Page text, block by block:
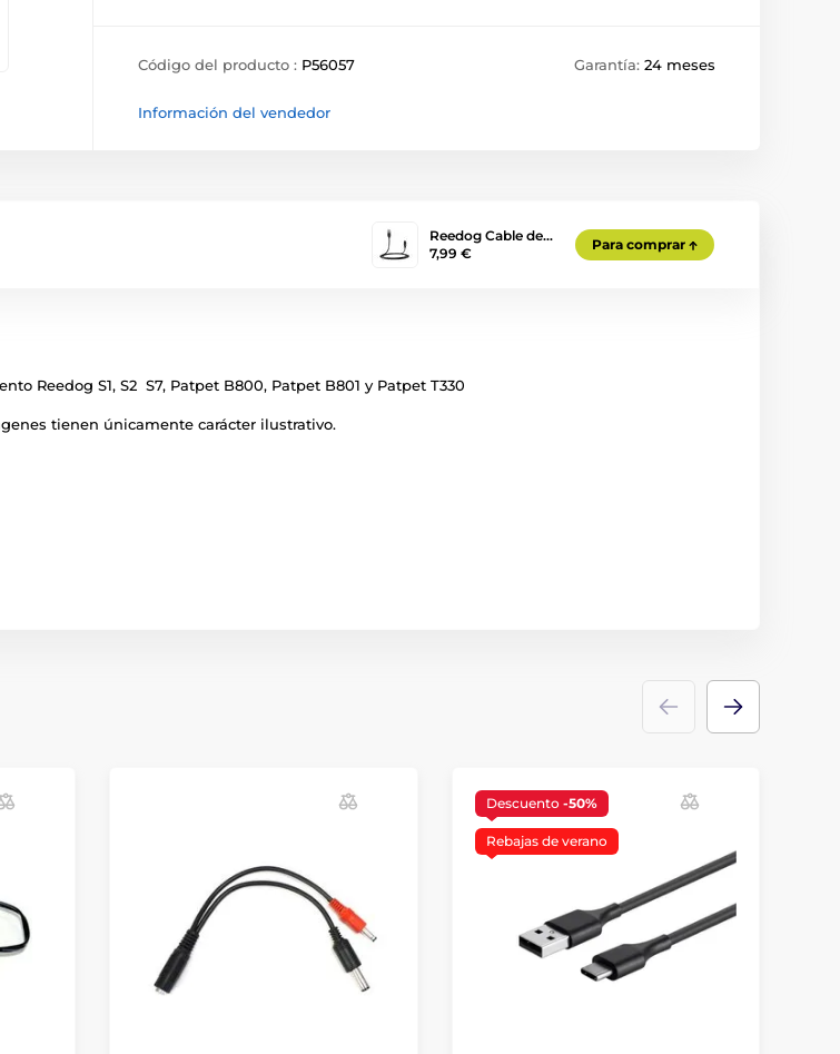
Código del producto : P56057 Garantía: 24 meses
Información del vendedor
Reedog Cable de…
7,99 €
Para comprar
Reedog S1, S2 S7, Patpet B800, Patpet B801 y Patpet T330
tienen únicamente carácter ilustrativo.
Descuento -50%
Rebajas de verano